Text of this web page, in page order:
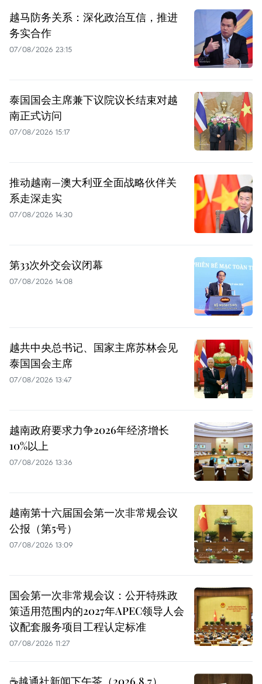
越马防务关系：深化政治互信，推进
务实合作
07/08/2026 23:15
泰国国会主席兼下议院议长结束对越
南正式访问
07/08/2026 15:17
推动越南—澳大利亚全面战略伙伴关
系走深走实
07/08/2026 14:30
第33次外交会议闭幕
07/08/2026 14:08
越共中央总书记、国家主席苏林会见
泰国国会主席
07/08/2026 13:47
越南政府要求力争2026年经济增长
10%以上
07/08/2026 13:36
越南第十六届国会第一次非常规会议
公报（第5号）
07/08/2026 13:09
国会第一次非常规会议：公开特殊政
策适用范围内的2027年APEC领导人会
议配套服务项目工程认定标准
07/08/2026 11:27
☕️越通社新闻下午茶（2026.8.7）